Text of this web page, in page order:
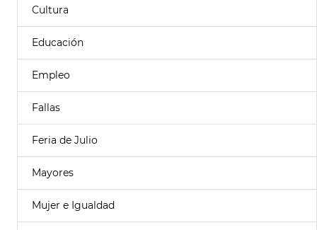
Cultura
Educación
Empleo
Fallas
Feria de Julio
Mayores
Mujer e Igualdad